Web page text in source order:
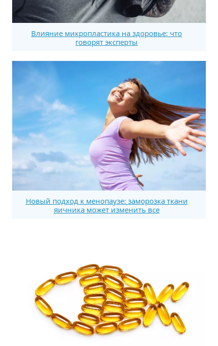
Влияние микропластика на здоровье: что
говорят эксперты
Новый подход к менопаузе: заморозка ткани
яичника может изменить все